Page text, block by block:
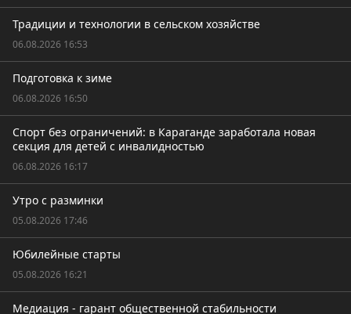
Традиции и технологии в сельском хозяйстве
06.08.2026 16:53
Подготовка к зиме
06.08.2026 16:50
Спорт без ограничений: в Караганде заработала новая
секция для детей с инвалидностью
06.08.2026 16:17
Утро с разминки
05.08.2026 17:46
Юбилейные старты
05.08.2026 16:21
Медиация - гарант общественной стабильности